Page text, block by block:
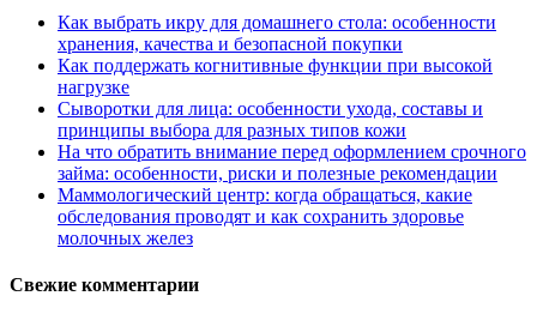
Как выбрать икру для домашнего стола: особенности
хранения, качества и безопасной покупки
Как поддержать когнитивные функции при высокой
нагрузке
Сыворотки для лица: особенности ухода, составы и
принципы выбора для разных типов кожи
На что обратить внимание перед оформлением срочного
займа: особенности, риски и полезные рекомендации
Маммологический центр: когда обращаться, какие
обследования проводят и как сохранить здоровье
молочных желез
Свежие комментарии